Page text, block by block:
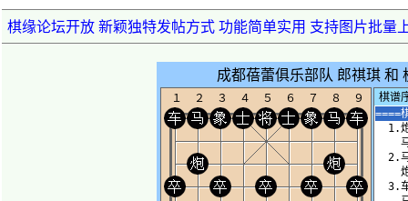
棋缘论坛开放 新颖独特发帖方式 功能简单实用 支持图片批量